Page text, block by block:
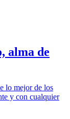
alma de
lo mejor de los
y con cualquier